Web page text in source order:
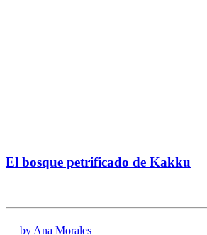
El bosque petrificado de Kakku
by Ana Morales